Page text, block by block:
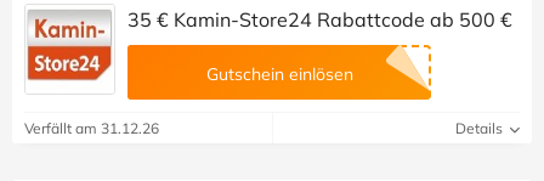
35 € Kamin-Store24 Rabattcode ab 500 €
Gutschein einlösen
Verfällt am 31.12.26 Details